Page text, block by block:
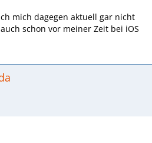
mich dagegen aktuell gar nicht
schon vor meiner Zeit bei iOS